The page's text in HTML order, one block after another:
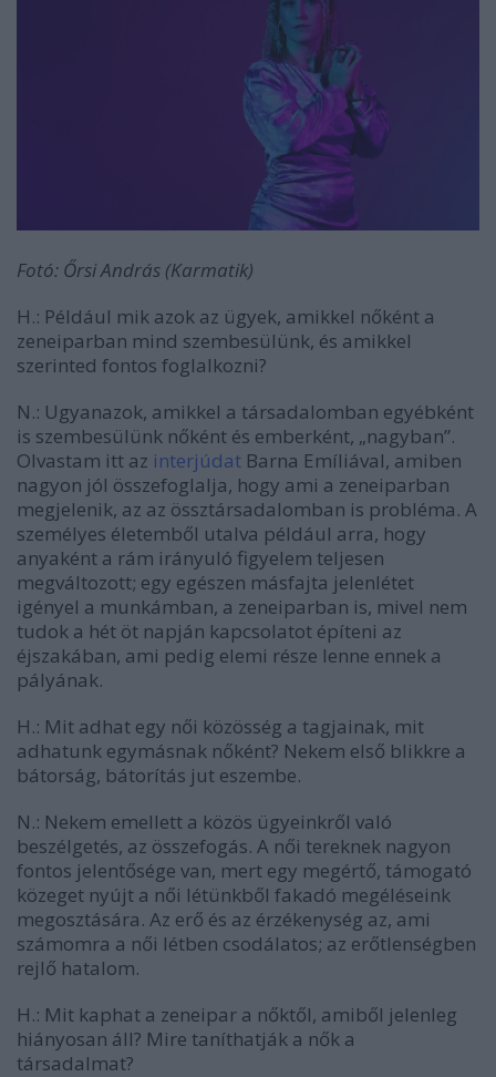
Fotó: Őrsi András (Karmatik)
H.: Például mik azok az ügyek, amikkel nőként a
zeneiparban mind szembesülünk, és amikkel
szerinted fontos foglalkozni?
N.: Ugyanazok, amikkel a társadalomban egyébként
is szembesülünk nőként és emberként, „nagyban”.
Olvastam itt az interjúdat Barna Emíliával, amiben
nagyon jól összefoglalja, hogy ami a zeneiparban
megjelenik, az az össztársadalomban is probléma. A
személyes életemből utalva például arra, hogy
anyaként a rám irányuló figyelem teljesen
megváltozott; egy egészen másfajta jelenlétet
igényel a munkámban, a zeneiparban is, mivel nem
tudok a hét öt napján kapcsolatot építeni az
éjszakában, ami pedig elemi része lenne ennek a
pályának.
H.: Mit adhat egy női közösség a tagjainak, mit
adhatunk egymásnak nőként? Nekem első blikkre a
bátorság, bátorítás jut eszembe.
N.: Nekem emellett a közös ügyeinkről való
beszélgetés, az összefogás. A női tereknek nagyon
fontos jelentősége van, mert egy megértő, támogató
közeget nyújt a női létünkből fakadó megéléseink
megosztására. Az erő és az érzékenység az, ami
számomra a női létben csodálatos; az erőtlenségben
rejlő hatalom.
H.: Mit kaphat a zeneipar a nőktől, amiből jelenleg
hiányosan áll? Mire taníthatják a nők a
társadalmat?